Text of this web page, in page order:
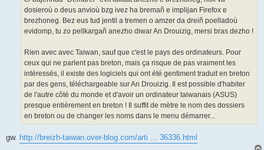
dosieroù o deus anvioù bzg ivez ha bremañ e implijan Firefox e
brezhoneg. Bez eus tud jentil a tremen o amzer da dreiñ poelladoù
evidomp, tu zo pellkargañ anezho diwar An Drouizig, mersi bras dezho !
Rien avec avec Taiwan, sauf que c'est le pays des ordinateurs. Pour
ceux qui ne parlent pas breton, mais ça risque de pas vraiment les
intéressés, il existe des logiciels qui ont été gentiment traduit en breton
par des gens, téléchargeable sur An Drouizig. Il est possible d'habiter
de l'autre côté du monde et d'avoir un ordinateur taiwanais (ASUS)
presque entièrement en breton ! Il suffit de mètre le nom des dossiers
en breton ou de changer les noms dans le menu démarrer...
gw. http://breizh-taiwan.over-blog.com/arti ... 36336.html